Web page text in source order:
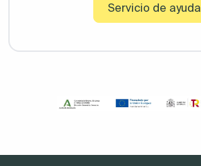
Servicio de ayuda